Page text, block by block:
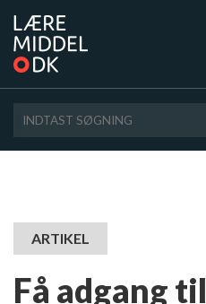
ARTIKEL
Få adgang til